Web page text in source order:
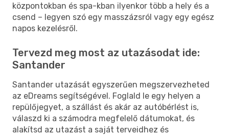
központokban és spa-kban ilyenkor több a hely és a
csend – legyen szó egy masszázsról vagy egy egész
napos kezelésről.
Tervezd meg most az utazásodat ide:
Santander
Santander utazását egyszerűen megszervezheted
az eDreams segítségével. Foglald le egy helyen a
repülőjegyet, a szállást és akár az autóbérlést is,
válaszd ki a számodra megfelelő dátumokat, és
alakítsd az utazást a saját terveidhez és